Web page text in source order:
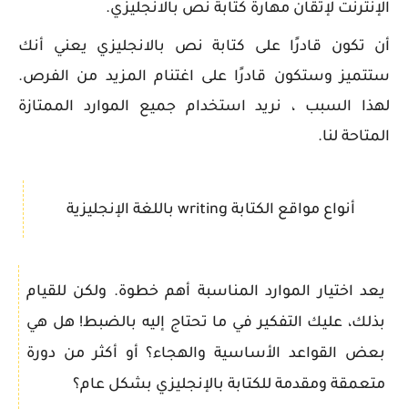
الإنترنت لإتقان مهارة كتابة نص بالانجليزي.
أن تكون قادرًا على كتابة نص بالانجليزي يعني أنك
ستتميز وستكون قادرًا على اغتنام المزيد من الفرص.
لهذا السبب ، نريد استخدام جميع الموارد الممتازة
المتاحة لنا.
أنواع مواقع الكتابة writing باللغة الإنجليزية
يعد اختيار الموارد المناسبة أهم خطوة. ولكن للقيام
بذلك، عليك التفكير في ما تحتاج إليه بالضبط! هل هي
بعض القواعد الأساسية والهجاء؟ أو أكثر من دورة
متعمقة ومقدمة للكتابة بالإنجليزي بشكل عام؟